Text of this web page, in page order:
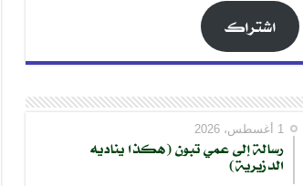
اشتراك
1 أغسطس، 2026
رسالة إلى عمي تبون (هكذا يناديه
الدزيرية)